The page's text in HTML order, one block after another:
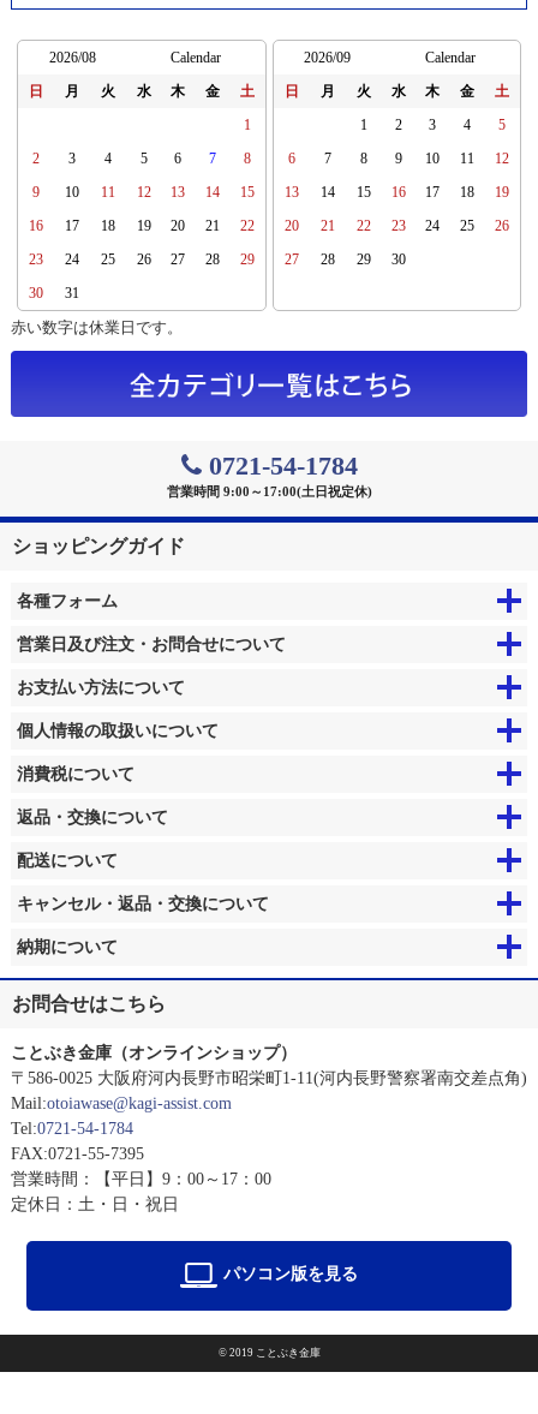
2026/08 Calendar
日 月 火 水 木 金 土
1
2 3 4 5 6 7 8
9 10 11 12 13 14 15
16 17 18 19 20 21 22
23 24 25 26 27 28 29
30 31
2026/09 Calendar
日 月 火 水 木 金 土
1 2 3 4 5
6 7 8 9 10 11 12
13 14 15 16 17 18 19
20 21 22 23 24 25 26
27 28 29 30
赤い数字は休業日です。
0721-54-1784
営業時間 9:00～17:00(土日祝定休)
ショッピングガイド
各種フォーム
営業日及び注文・お問合せについて
お支払い方法について
個人情報の取扱いについて
消費税について
返品・交換について
配送について
キャンセル・返品・交換について
納期について
お問合せはこちら
ことぶき金庫（オンラインショップ）
〒586-0025 大阪府河内長野市昭栄町1-11(河内長野警察署南交差点角)
Mail:otoiawase@kagi-assist.com
Tel:0721-54-1784
FAX:0721-55-7395
営業時間：【平日】9：00～17：00
定休日：土・日・祝日
パソコン版を見る
© 2019 ことぶき金庫